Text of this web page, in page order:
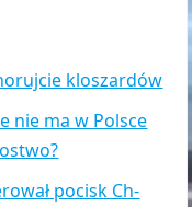
kloszardów
nie ma w Polsce
pocisk Ch-